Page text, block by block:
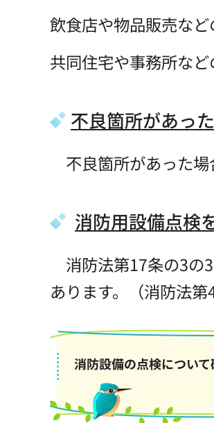
飲食店や物品販売な
共同住宅や事務所な
不良箇所があっ
不良箇所があった場
消防用設備点検
消防法第17条の3の
あります。（消防法第
消防設備の点検につい